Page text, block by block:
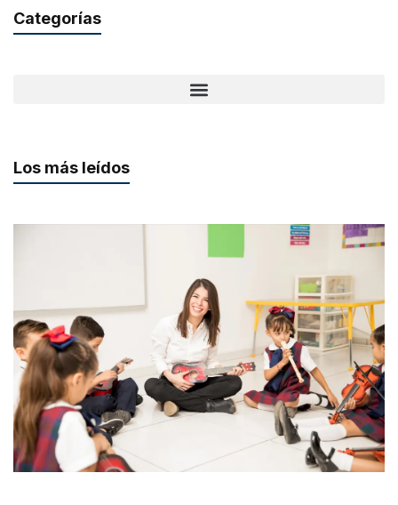
Categorías
Los más leídos